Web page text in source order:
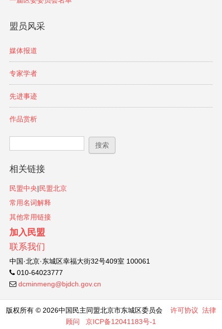
盟员风采
媒体报道
专家学者
先进事迹
作品赏析
搜索表单
相关链接
民盟中央|民盟北京
常用名词解释
其他常用链接
加入民盟
联系我们
中国·北京·东城区幸福大街32号409室 100061
010-64023777
dcminmeng@bjdch.gov.cn
版权所有 © 2026中国民主同盟北京市东城区委员会 许可协议 法律
顾问
京ICP备12041183号-1